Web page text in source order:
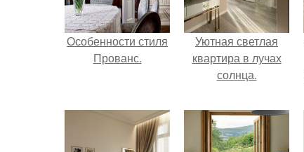
Особенности стиля
Прованс.
Уютная светлая
квартира в лучах
солнца.